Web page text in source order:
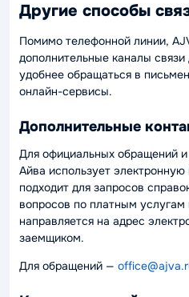
Другие способы
Помимо телефонной линии,
дополнительные каналы
удобнее обращаться в
онлайн-сервисы.
Дополнительные
Для официальных обращений
Айва использует электронную
подходит для запросов
вопросов по платным
направляется на адрес
заемщиком.
Для обращений —